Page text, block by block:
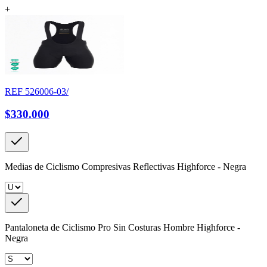
+
REF 526006-03/
$330.000
Medias de Ciclismo Compresivas Reflectivas Highforce - Negra
Pantaloneta de Ciclismo Pro Sin Costuras Hombre Highforce -
Negra